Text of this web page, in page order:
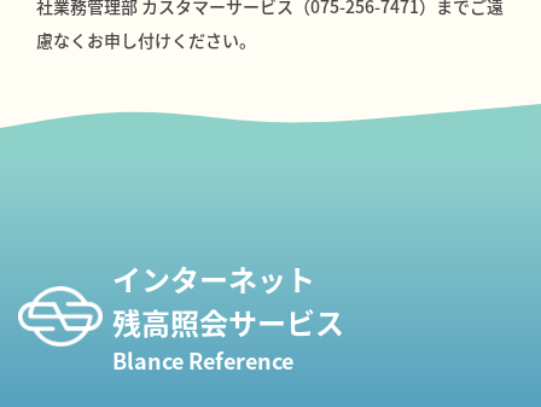
社業務管理部 カスタマーサービス （075-256-7471） までご遠
慮なくお申し付けください。
インターネット
残高照会サービス
Blance Reference